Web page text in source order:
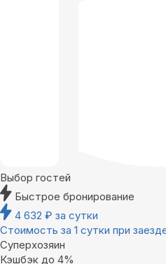
Выбор гостей
Быстрое бронирование
4 632 ₽ за сутки
Стоимость за 1 сутки при
Суперхозяин
Кэшбэк до 4%